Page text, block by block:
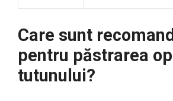
Care sunt
pentru păstrarea
tutunului?